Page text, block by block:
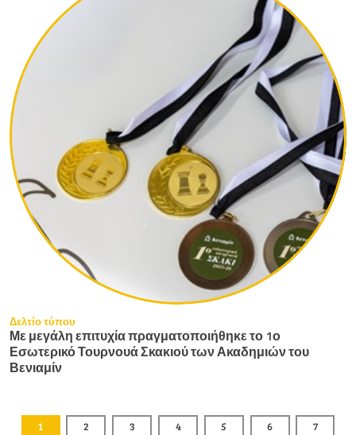
Δελτίο τύπου
Με μεγάλη επιτυχία πραγματοποιήθηκε το 1ο
Εσωτερικό Τουρνουά Σκακιού των Ακαδημιών του
Βενιαμίν
1 2 3 4 5 6 7